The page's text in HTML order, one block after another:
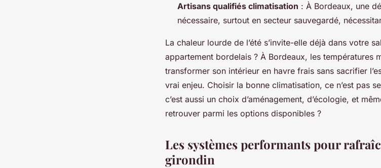
Artisans qualifiés climatisation : À Bordeaux, une
nécessaire, surtout en secteur sauvegardé,
La chaleur lourde de l’été s’invite-elle déjà dans votre
appartement bordelais ? À Bordeaux, les températures
transformer son intérieur en havre frais sans sacrifier
vrai enjeu. Choisir la bonne climatisation, ce n’est pas
c’est aussi un choix d’aménagement, d’écologie, et
retrouver parmi les options disponibles ?
Les systèmes performants pour
girondin